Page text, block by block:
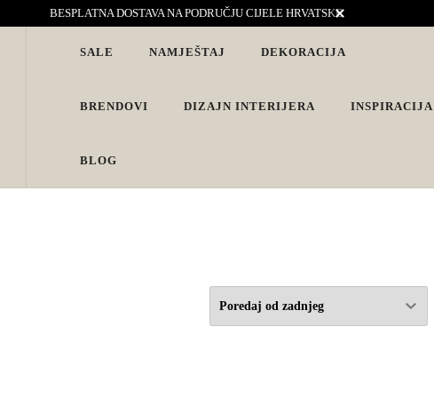
BESPLATNA DOSTAVA NA PODRUČJU CIJELE HRVATSKE
Interijeri s karakterom
SALE NAMJEŠTAJ DEKORACIJA
BRENDOVI DIZAJN INTERIJERA INSPIRACIJA
BLOG